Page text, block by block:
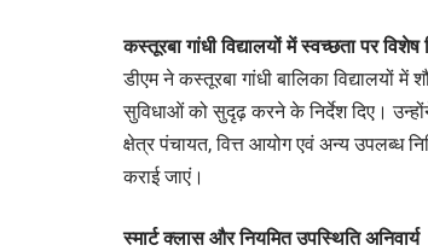
कस्तूरबा गांधी विद्यालयों में स्वच्छता पर विशेष
डीएम ने कस्तूरबा गांधी बालिका विद्यालयों
सुविधाओं को सुदृढ़ करने के निर्देश दिए।
क्षेत्र पंचायत, वित्त आयोग एवं अन्य उपलब्ध
कराई जाएं।
स्मार्ट क्लास और नियमित उपस्थिति अनिवार्य